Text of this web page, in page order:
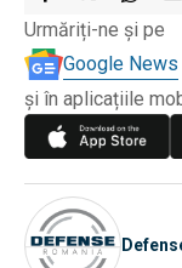
Urmăriți-ne și pe
Google News
și în aplicațiile